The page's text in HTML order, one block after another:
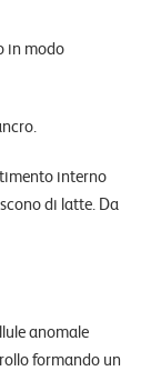
in modo
interno
di latte. Da
anomale
formando un